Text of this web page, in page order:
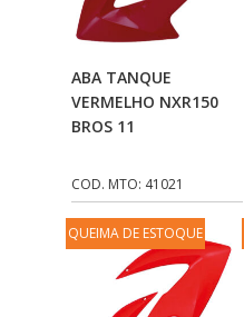
Adicionar Ao
Carrinho
ABA TANQUE
VERMELHO NXR150
BROS 11
COD. MTO: 41021
QUEIMA DE ESTOQUE